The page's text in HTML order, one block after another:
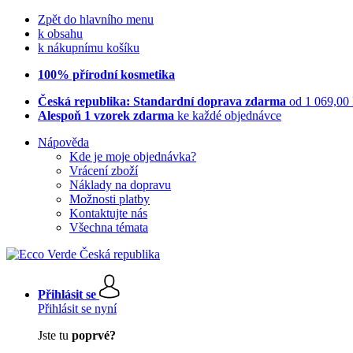
Zpět do hlavního menu
k obsahu
k nákupnímu košíku
100% přírodní kosmetika
Česká republika: Standardní doprava zdarma od 1 069,00
Alespoň 1 vzorek zdarma ke každé objednávce
Nápověda
Kde je moje objednávka?
Vrácení zboží
Náklady na dopravu
Možnosti platby
Kontaktujte nás
Všechna témata
Přihlásit se
Přihlásit se nyní
Jste tu poprvé?